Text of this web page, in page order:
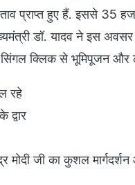
प्राप्त हुए हैं. इससे 35
डॉ. यादव ने इस
सिंगल क्लिक से भूमिपूजन और
रहे
द्वार
मोदी जी का कुशल